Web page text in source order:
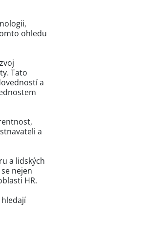
ohledu
Tato
a
a
a lidských
nejen
HR.